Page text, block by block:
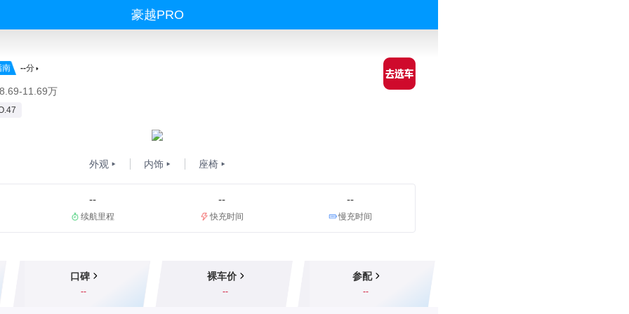
豪越PRO
南 --分
11.69万
外观 内饰 座椅
--
续航里程
--
快充时间
--
慢充时间
口碑
--
裸车价
--
参配
--